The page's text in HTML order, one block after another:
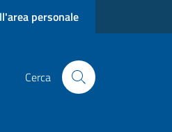
personale
Cerca